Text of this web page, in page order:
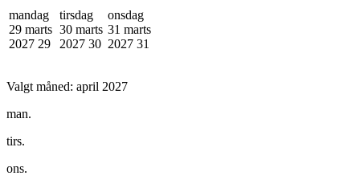
mandag
29 marts
2027 29
tirsdag
30 marts
2027 30
onsdag
31 marts
2027 31
Valgt måned: april 2027
man.
tirs.
ons.